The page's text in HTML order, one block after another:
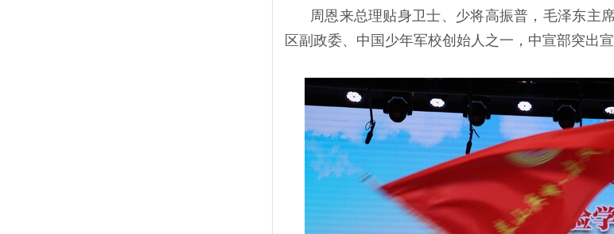
周恩来总理贴身卫士、少将高振普，毛泽东主
区副政委、中国少年军校创始人之一，中宣部突出